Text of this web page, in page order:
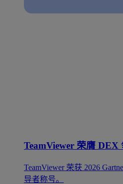
TeamViewer 荣膺 DEX
TeamViewer 荣获 2026
导者称号。